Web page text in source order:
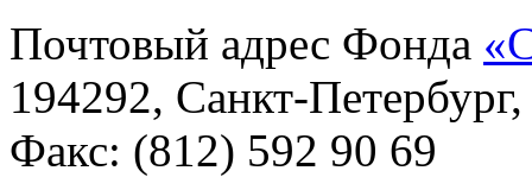
Почтовый адрес Фонда
194292, Санкт-
Факс: (812) 592 90 69